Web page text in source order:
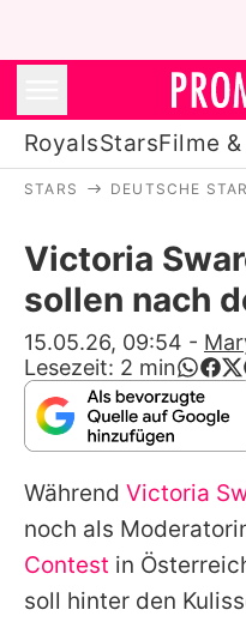
RoyalsStarsFilme
Alle
STARS DEUTSCHE
Victoria
sollen nach
15.05.26, 09:54 -
Lesezeit: 2 min
Während Victoria
noch als
Contest in
soll hinter den